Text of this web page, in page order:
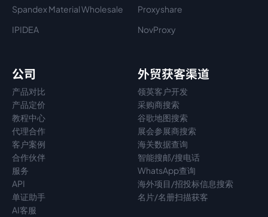
Spandex Material Wholesale​
Proxyshare
IPIDEA
NovProxy
公司
产品对比
产品定价
教程中心
代理合作
客户案例
合作伙伴
服务
API
单证助手
AI客服
外贸获客渠道
领英客户开发
采购商搜索
谷歌地图搜索
展会参展商搜索
海关数据查询
智能搜邮/搜电话
WhatsApp查询
海外项目/招投标信息搜索
名片/名册扫描获客